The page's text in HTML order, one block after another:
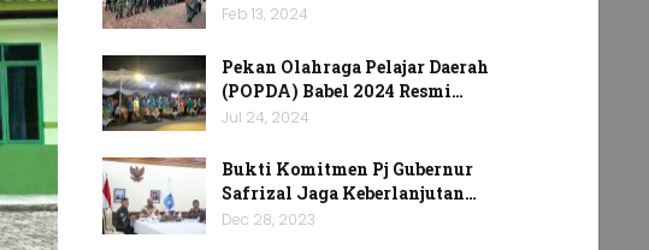
Feb 13, 2024
Pekan Olahraga Pelajar Daerah
(POPDA) Babel 2024 Resmi…
Jul 24, 2024
Bukti Komitmen Pj Gubernur
Safrizal Jaga Keberlanjutan…
Dec 28, 2023